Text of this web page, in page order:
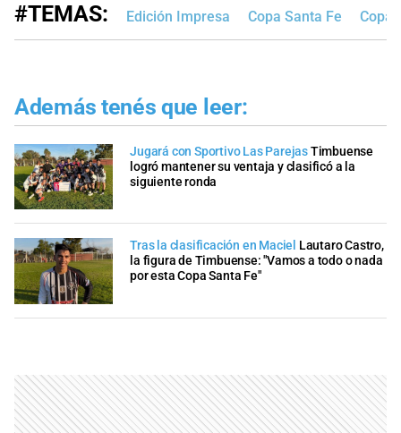
#TEMAS: Edición Impresa Copa Santa Fe Copa
Además tenés que leer:
Jugará con Sportivo Las ParejasTimbuense
logró mantener su ventaja y clasificó a la
siguiente ronda
Tras la clasificación en Maciel Lautaro Castro,
la figura de Timbuense: "Vamos a todo o nada
por esta Copa Santa Fe"